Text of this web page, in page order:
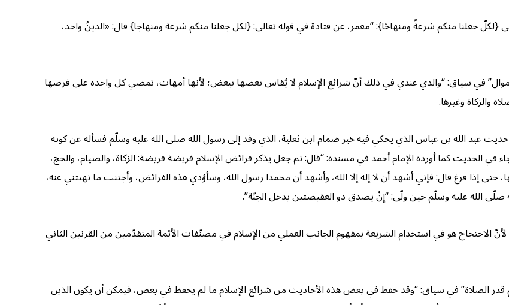
{لكلّ جعلنا منكم شرعةً ومنهاجًا}: “معمر، عن قتادة في قوله تعالى: {لكل جعلنا منكم شرعة ومنهاجا} قال: «الدينُ واحد،
في سياق: “والذي عندي في ذلك أنّ شرائع الإسلام لا يُقاس بعضها ببعض؛ لأنها أمهات، تمضي كل واحدة على فرضها
والزكاة وغيرها.
عبد الله بن عباس الذي يحكي فيه خبر ضمام ابن ثعلبة، الذي وفد إلى رسول الله صلى الله عليه وسلّم فسأله عن كونه
في الحديث كما أورده الإمام أحمد في مسنده: “قال: ثم جعل يذكر فرائض الإسلام فريضة فريضة: الزكاة، والصيام، والحج،
حتى إذا فرغ قال: فإني أشهد أن لا إله إلا الله، وأشهد أن محمدا رسول الله، وسأؤدي هذه الفرائض، وأجتنب ما نهيتني عنه،
صلّى الله عليه وسلّم حين ولّى: “إنْ يصدق ذو العقيصتين يدخل الجنّة”.
الاحتجاج هو في استخدام الشريعة بمفهوم الجانب العملي من الإسلام في مصنّفات الأئمة المتقدّمين من القرنين الثاني
الصلاة” في سياق: “وقد حفظ في بعض هذه الأحاديث من شرائع الإسلام ما لم يحفظ في بعض، فيمكن أن يكون الذين